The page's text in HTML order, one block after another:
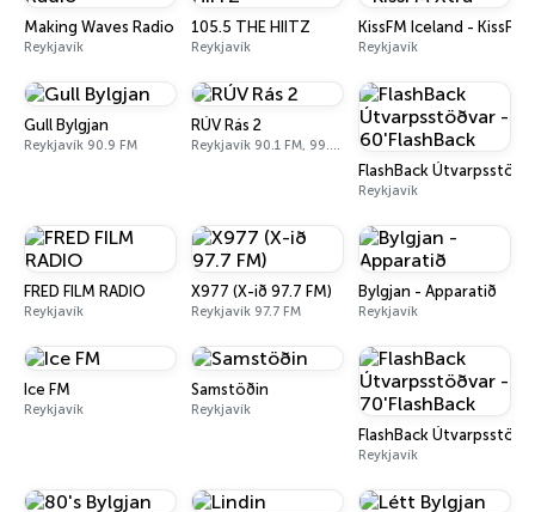
Making Waves Radio
Reykjavík
105.5 THE HIITZ
Reykjavík
KissFM Iceland - KissFM
Reykjavík
Gull Bylgjan
Reykjavík 90.9 FM
RÚV Rás 2
Reykjavík 90.1 FM, 99.9 FM
FlashBack
Reykjavík
FRED FILM RADIO
Reykjavík
X977 (X-ið 97.7 FM)
Reykjavík 97.7 FM
Bylgjan - Apparatið
Reykjavík
Ice FM
Reykjavík
Samstöðin
Reykjavík
FlashBack
Reykjavík